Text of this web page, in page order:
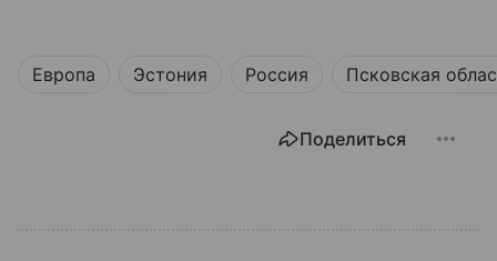
Европа Эстония Россия Псковская
Поделиться